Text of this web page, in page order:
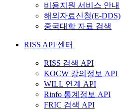
비용지원 서비스 안내
해외자료신청(E-DDS)
중국대학 자료 검색
RISS API 센터
RISS 검색 API
KOCW 강의정보 API
WILL 연계 API
Rinfo 통계정보 API
FRIC 검색 API